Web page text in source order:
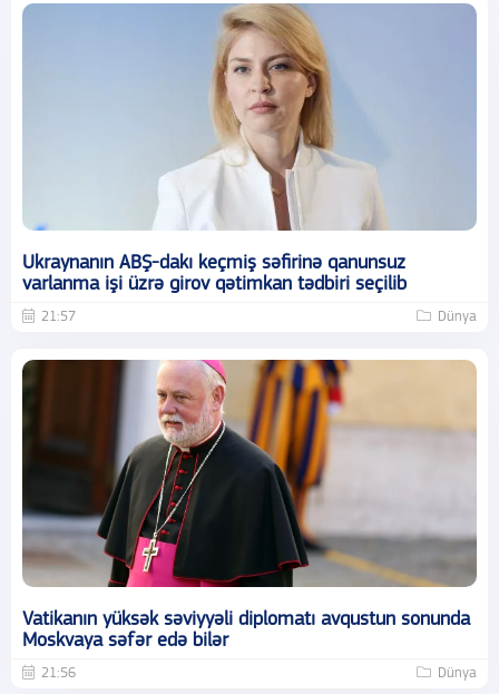
Ukraynanın ABŞ-dakı keçmiş səfirinə qanunsuz
varlanma işi üzrə girov qətimkan tədbiri seçilib
21:57 Dünya
Vatikanın yüksək səviyyəli diplomatı avqustun sonunda
Moskvaya səfər edə bilər
21:56 Dünya